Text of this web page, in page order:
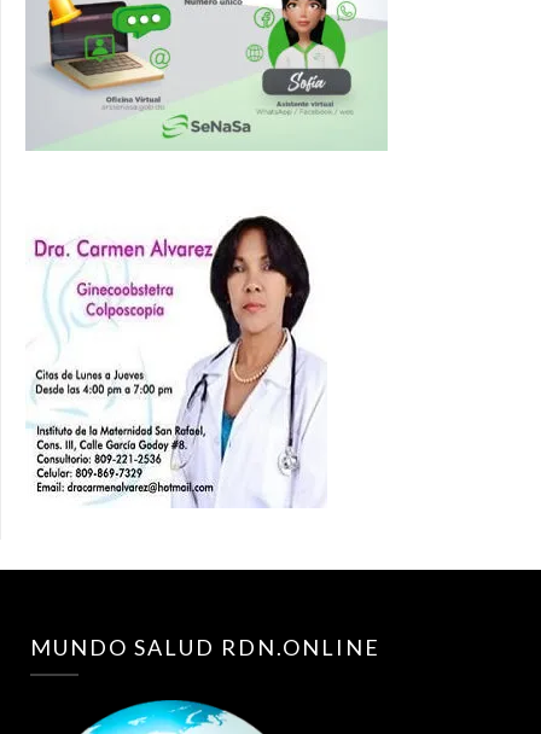
MUNDO SALUD RDN.ONLINE